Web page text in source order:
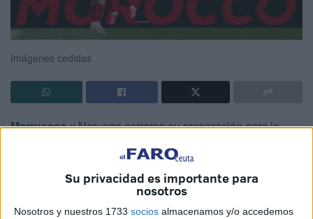
Su privacidad es importante para
nosotros
Nosotros y nuestros 1733 socios almacenamos y/o accedemos
Imágenes cedidas
Marruecosy Noruega cerraron su preparación para la
Copa del Mundo con un empate a uno en el
encuentro amistoso disputado en el Sports Illustrated
Stadium –o Red Bull Arena– de Nueva Jersey.
El combinado africano golpeó primero con un tanto